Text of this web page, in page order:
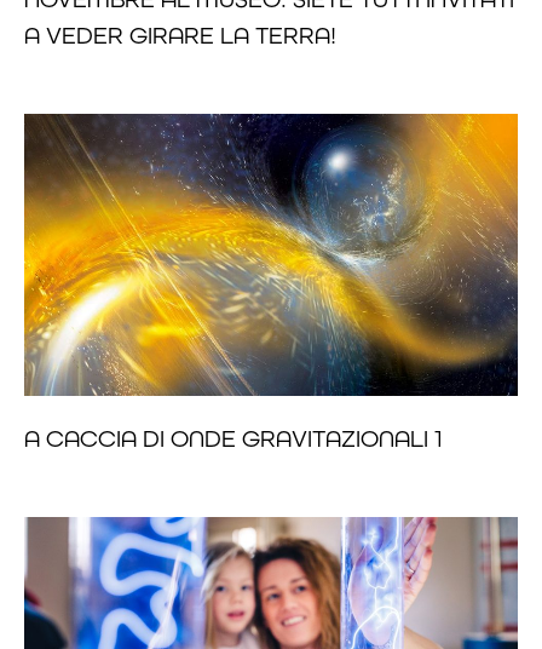
A VEDER GIRARE LA TERRA!
A CACCIA DI ONDE GRAVITAZIONALI 1